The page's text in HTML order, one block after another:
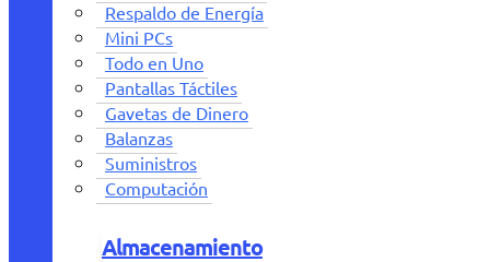
Respaldo de Energía
Mini PCs
Todo en Uno
Pantallas Táctiles
Gavetas de Dinero
Balanzas
Suministros
Computación
Almacenamiento